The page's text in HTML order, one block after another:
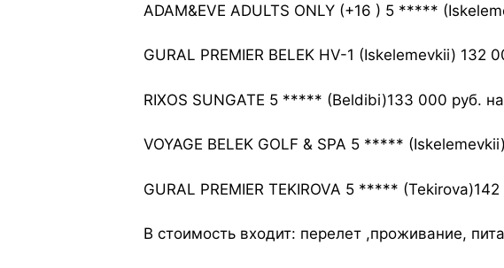
ADAM&EVE ADULTS ONLY (+16 ) 5 *****
GURAL PREMIER BELEK HV-1 (Iskelemevkii)
RIXOS SUNGATE 5 ***** (Beldibi)133 000 руб.
VOYAGE BELEK GOLF & SPA 5 *****
GURAL PREMIER TEKIROVA 5 *****
В стоимость входит: перелет ,проживание,